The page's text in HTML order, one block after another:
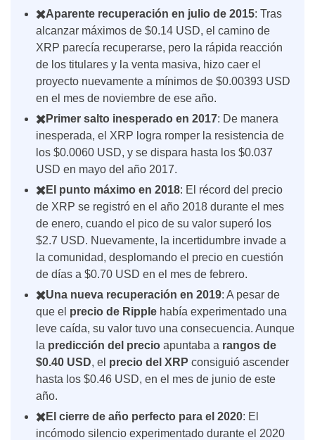
✖️Aparente recuperación en julio de 2015: Tras
alcanzar máximos de $0.14 USD, el camino de
XRP parecía recuperarse, pero la rápida reacción
de los titulares y la venta masiva, hizo caer el
proyecto nuevamente a mínimos de $0.00393 USD
en el mes de noviembre de ese año.
✖️Primer salto inesperado en 2017: De manera
inesperada, el XRP logra romper la resistencia de
los $0.0060 USD, y se dispara hasta los $0.037
USD en mayo del año 2017.
✖️El punto máximo en 2018: El récord del precio
de XRP se registró en el año 2018 durante el mes
de enero, cuando el pico de su valor superó los
$2.7 USD. Nuevamente, la incertidumbre invade a
la comunidad, desplomando el precio en cuestión
de días a $0.70 USD en el mes de febrero.
✖️Una nueva recuperación en 2019: A pesar de
que el precio de Ripple había experimentado una
leve caída, su valor tuvo una consecuencia. Aunque
la predicción del precio apuntaba a rangos de
$0.40 USD, el precio del XRP consiguió ascender
hasta los $0.46 USD, en el mes de junio de este
año.
✖️El cierre de año perfecto para el 2020: El
incómodo silencio experimentado durante el 2020